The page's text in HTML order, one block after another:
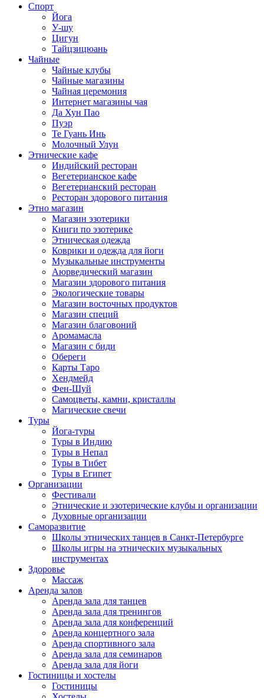
Спорт
Йога
У-шу
Цигун
Тайцзицюань
Чайные
Чайные клубы
Чайные магазины
Чайная церемония
Интернет магазины чая
Да Хун Пао
Пуэр
Те Гуань Инь
Молочный Улун
Этнические кафе
Индийский ресторан
Вегетерианское кафе
Вегетерианский ресторан
Ресторан здорового питания
Этно магазин
Магазин эзотерики
Книги по эзотерике
Этническая одежда
Коврики и одежда для йоги
Музыкальные инструменты
Аюрведический магазин
Магазин здорового питания
Экологические товары
Магазин восточных продуктов
Магазин специй
Магазин благовоний
Аромамасла
Магазин с биди
Обереги
Карты Таро
Хендмейд
Фен-Шуй
Самоцветы, камни, кристаллы
Магические свечи
Туры
Йога-туры
Туры в Индию
Туры в Непал
Туры в Тибет
Туры в Египет
Организации
Фестивали
Этнические и эзотерические клубы и организации
Духовные организации
Саморазвитие
Школы этнических танцев в Санкт-Петербурге
Школы игры на этнических музыкальных
инструментах
Здоровье
Массаж
Аренда залов
Аренда зала для танцев
Аренда зала для тренингов
Аренда зала для конференций
Аренда концертного зала
Аренда спортивного зала
Аренда зала для семинаров
Аренда зала для йоги
Гостиницы и хостелы
Гостиницы